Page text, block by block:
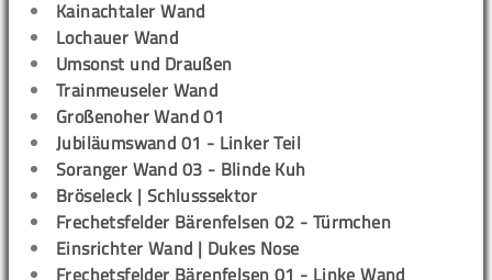
Kainachtaler Wand
Lochauer Wand
Umsonst und Draußen
Trainmeuseler Wand
Großenoher Wand 01
Jubiläumswand 01 - Linker Teil
Soranger Wand 03 - Blinde Kuh
Bröseleck | Schlusssektor
Frechetsfelder Bärenfelsen 02 - Türmchen
Einsrichter Wand | Dukes Nose
Frechetsfelder Bärenfelsen 01 - Linke Wand